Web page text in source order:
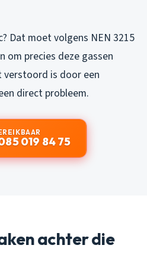
Dat moet volgens NEN 3215
om precies deze gassen
verstoord is door een
direct probleem.
019 84 75
achter die